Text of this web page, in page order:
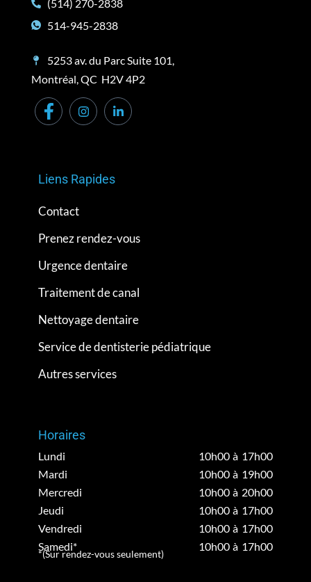
(514) 270-2838
514-945-2838
5253 av. du Parc Suite 101,
Montréal, QC H2V 4P2
Liens Rapides
Contact
Prenez rendez-vous
Urgence dentaire
Traitement de canal
Nettoyage dentaire
Service de dentisterie pédiatrique
Autres services
Horaires
Lundi
10h00 à 17h00
Mardi
10h00 à 19h00
Mercredi
10h00 à 20h00
Jeudi
10h00 à 17h00
Vendredi
10h00 à 17h00
Samedi*
10h00 à 17h00
*(Sur rendez-vous seulement)